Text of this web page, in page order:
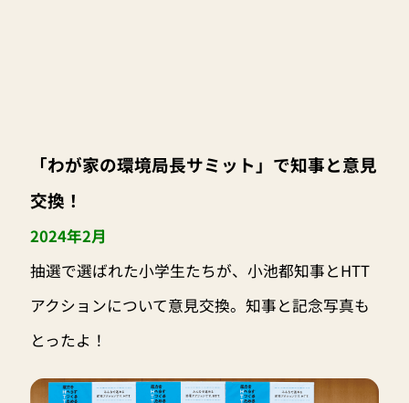
「わが家の環境局長サミット」で知事と意見
交換！
2024年2月
抽選で選ばれた小学生たちが、小池都知事とHTT
アクションについて意見交換。知事と記念写真も
とったよ！